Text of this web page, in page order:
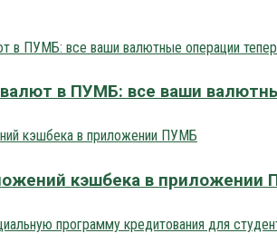
в ПУМБ: все ваши
кэшбека в приложении